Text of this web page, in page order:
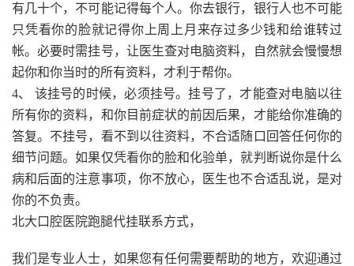
有几十个，不可能记得每个人。你去银行，银行人也不可能
只凭看你的脸就记得你上周上月来存过多少钱和给谁转过
帐。必要时需挂号，让医生查对电脑资料，自然就会慢慢想
起你和你当时的所有资料，才利于帮你。
4、 该挂号的时候，必须挂号。挂号了，才能查对电脑以往
所有你的资料，和你目前症状的前因后果，才能给你准确的
答复。不挂号，看不到以往资料，不合适随口回答任何你的
细节问题。如果仅凭看你的脸和化验单，就判断说你是什么
病和后面的注意事项，你不放心，医生也不合适乱说，是对
你的不负责。
北大口腔医院跑腿代挂联系方式，
我们是专业人士，如果您有任何需要帮助的地方，欢迎通过